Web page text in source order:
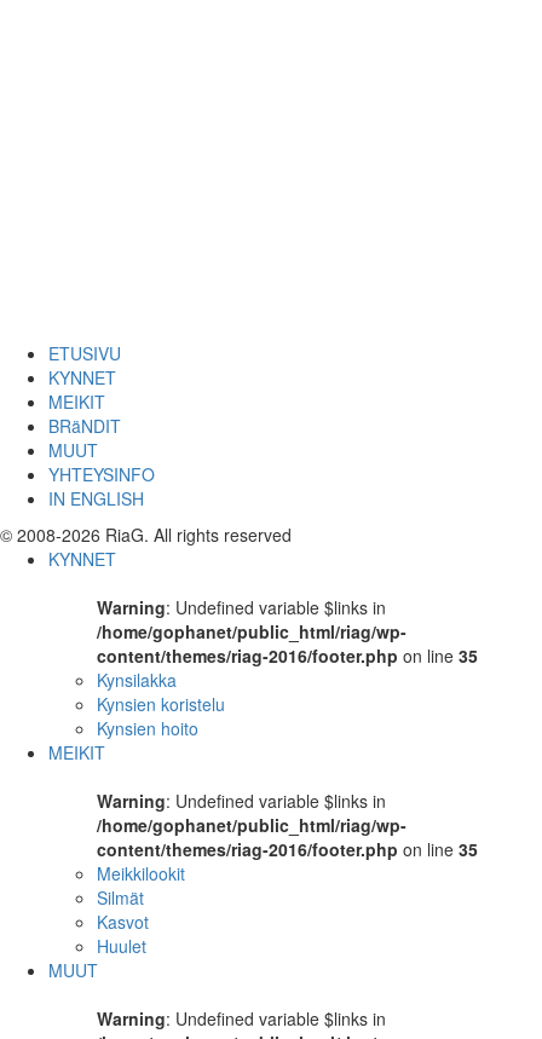
ETUSIVU
KYNNET
MEIKIT
BRäNDIT
MUUT
YHTEYSINFO
IN ENGLISH
© 2008-2026 RiaG. All rights reserved
KYNNET
Warning: Undefined variable $links in
/home/gophanet/public_html/riag/wp-
content/themes/riag-2016/footer.php on line 35
Kynsilakka
Kynsien koristelu
Kynsien hoito
MEIKIT
Warning: Undefined variable $links in
/home/gophanet/public_html/riag/wp-
content/themes/riag-2016/footer.php on line 35
Meikkilookit
Silmät
Kasvot
Huulet
MUUT
Warning: Undefined variable $links in